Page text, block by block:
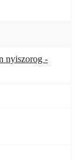
nyiszorog -